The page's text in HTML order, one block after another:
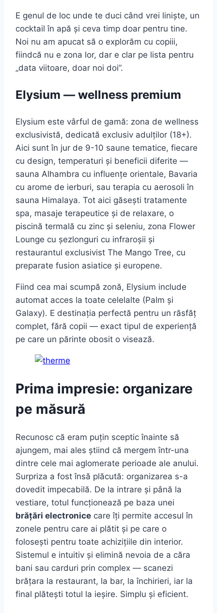
E genul de loc unde te duci când vrei liniște, un
cocktail în apă și ceva timp doar pentru tine.
Noi nu am apucat să o explorăm cu copiii,
fiindcă nu e zona lor, dar e clar pe lista pentru
„data viitoare, doar noi doi”.
Elysium — wellness premium
Elysium este vârful de gamă: zona de wellness
exclusivistă, dedicată exclusiv adulților (18+).
Aici sunt în jur de 9-10 saune tematice, fiecare
cu design, temperaturi și beneficii diferite —
sauna Alhambra cu influențe orientale, Bavaria
cu arome de ierburi, sau terapia cu aerosoli în
sauna Himalaya. Tot aici găsești tratamente
spa, masaje terapeutice și de relaxare, o
piscină termală cu zinc și seleniu, zona Flower
Lounge cu șezlonguri cu infraroșii și
restaurantul exclusivist The Mango Tree, cu
preparate fusion asiatice și europene.
Fiind cea mai scumpă zonă, Elysium include
automat acces la toate celelalte (Palm și
Galaxy). E destinația perfectă pentru un răsfăț
complet, fără copii — exact tipul de experiență
pe care un părinte obosit o visează.
Prima impresie: organizare
pe măsură
Recunosc că eram puțin sceptic înainte să
ajungem, mai ales știind că mergem într-una
dintre cele mai aglomerate perioade ale anului.
Surpriza a fost însă plăcută: organizarea s-a
dovedit impecabilă. De la intrare și până la
vestiare, totul funcționează pe baza unei
brățări electronice care îți permite accesul în
zonele pentru care ai plătit și pe care o
folosești pentru toate achizițiile din interior.
Sistemul e intuitiv și elimină nevoia de a căra
bani sau carduri prin complex — scanezi
brățara la restaurant, la bar, la închirieri, iar la
final plătești totul la ieșire. Simplu și eficient.